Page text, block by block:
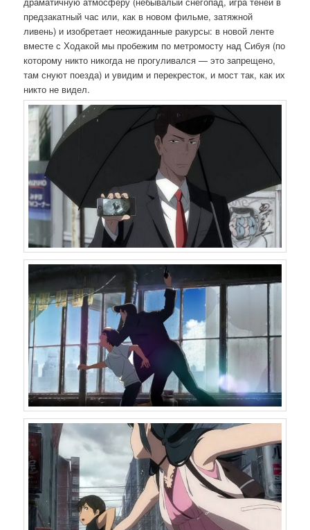
предзакатный час или, как в новом фильме, затяжной
ливень) и изобретает неожиданные ракурсы: в новой ленте
вместе с Ходакой мы пробежим по метромосту над Сибуя (по
которому никто никогда не прогуливался — это запрещено,
там снуют поезда) и увидим и перекресток, и мост так, как их
никто не видел.